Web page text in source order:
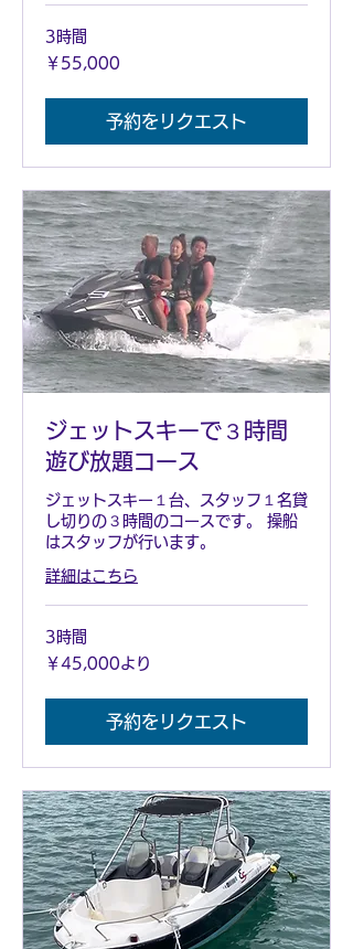
3時間
55,000
円
￥55,000
予約をリクエスト
ジェットスキーで３時間
遊び放題コース
ジェットスキー１台、スタッフ１名貸
し切りの３時間のコースです。 操船
はスタッフが行います。
詳細はこちら
3時間
45,000
円
り
￥45,000より
予約をリクエスト